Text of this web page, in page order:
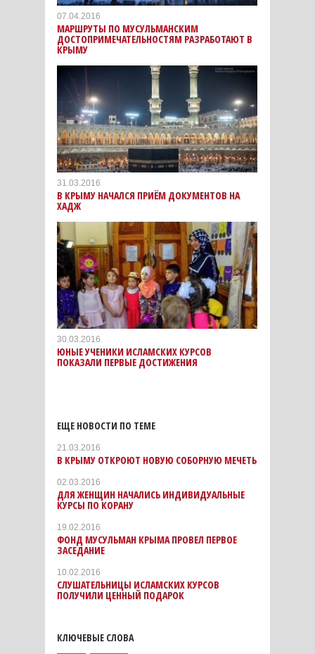
07.04.2016
МАРШРУТЫ ПО МУСУЛЬМАНСКИМ
ДОСТОПРИМЕЧАТЕЛЬНОСТЯМ РАЗРАБОТАЮТ В
КРЫМУ
31.03.2016
В КРЫМУ НАЧАЛСЯ ПРИЁМ ДОКУМЕНТОВ НА
ХАДЖ
30.03.2016
ЮНЫЕ УЧЕНИКИ ИСЛАМСКИХ КУРСОВ
ПОКАЗАЛИ ПЕРВЫЕ ДОСТИЖЕНИЯ
ЕЩЕ НОВОСТИ ПО ТЕМЕ
21.03.2016
В КРЫМУ ОТКРОЮТ НОВУЮ СОБОРНУЮ МЕЧЕТЬ
02.03.2016
ДЛЯ ЖЕНЩИН НАЧАЛИСЬ ИНДИВИДУАЛЬНЫЕ
КУРСЫ ПО КОРАНУ
19.02.2016
ФОНД МУСУЛЬМАН КРЫМА ПРОВЕЛ ПЕРВОЕ
ЗАСЕДАНИЕ
10.02.2016
СЛУШАТЕЛЬНИЦЫ ИСЛАМСКИХ КУРСОВ
ПОЛУЧИЛИ ЦЕННЫЙ ПОДАРОК
КЛЮЧЕВЫЕ СЛОВА